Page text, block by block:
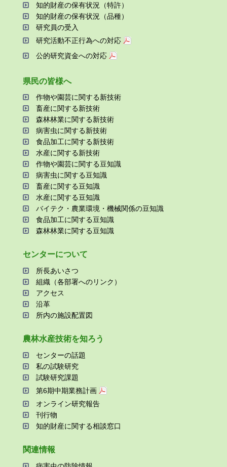
知的財産の保有状況（特許）
知的財産の保有状況（品種）
研究員の受⼊
研究活動不正⾏為への対応
公的研究資金への対応
県⺠の皆様へ
作物や園芸に関する新技術
畜産に関する新技術
森林林業に関する新技術
病害⾍に関する新技術
⾷品加⼯に関する新技術
⽔産に関する新技術
作物や園芸に関する⾖知識
病害⾍に関する⾖知識
畜産に関する⾖知識
⽔産に関する⾖知識
バイテク・農業環境・機械関係の⾖知識
⾷品加⼯に関する⾖知識
森林林業に関する⾖知識
センターについて
所⻑あいさつ
組織（各部署へのリンク）
アクセス
沿⾰
所内の施設配置図
農林⽔産技術を知ろう
センターの話題
私の試験研究
試験研究課題
第6期中期業務計画
オンライン研究報告
刊⾏物
知的財産に関する相談窓⼝
関連情報